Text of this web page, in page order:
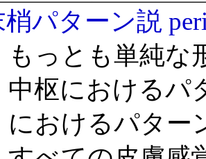
梢パターン説
もっとも単純な
中枢におけるパ
におけるパター